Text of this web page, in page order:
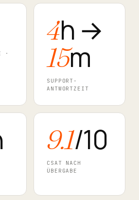
·
4h →
15m
SUPPORT-
ANTWORTZEIT
9.1/10
CSAT NACH
ÜBERGABE